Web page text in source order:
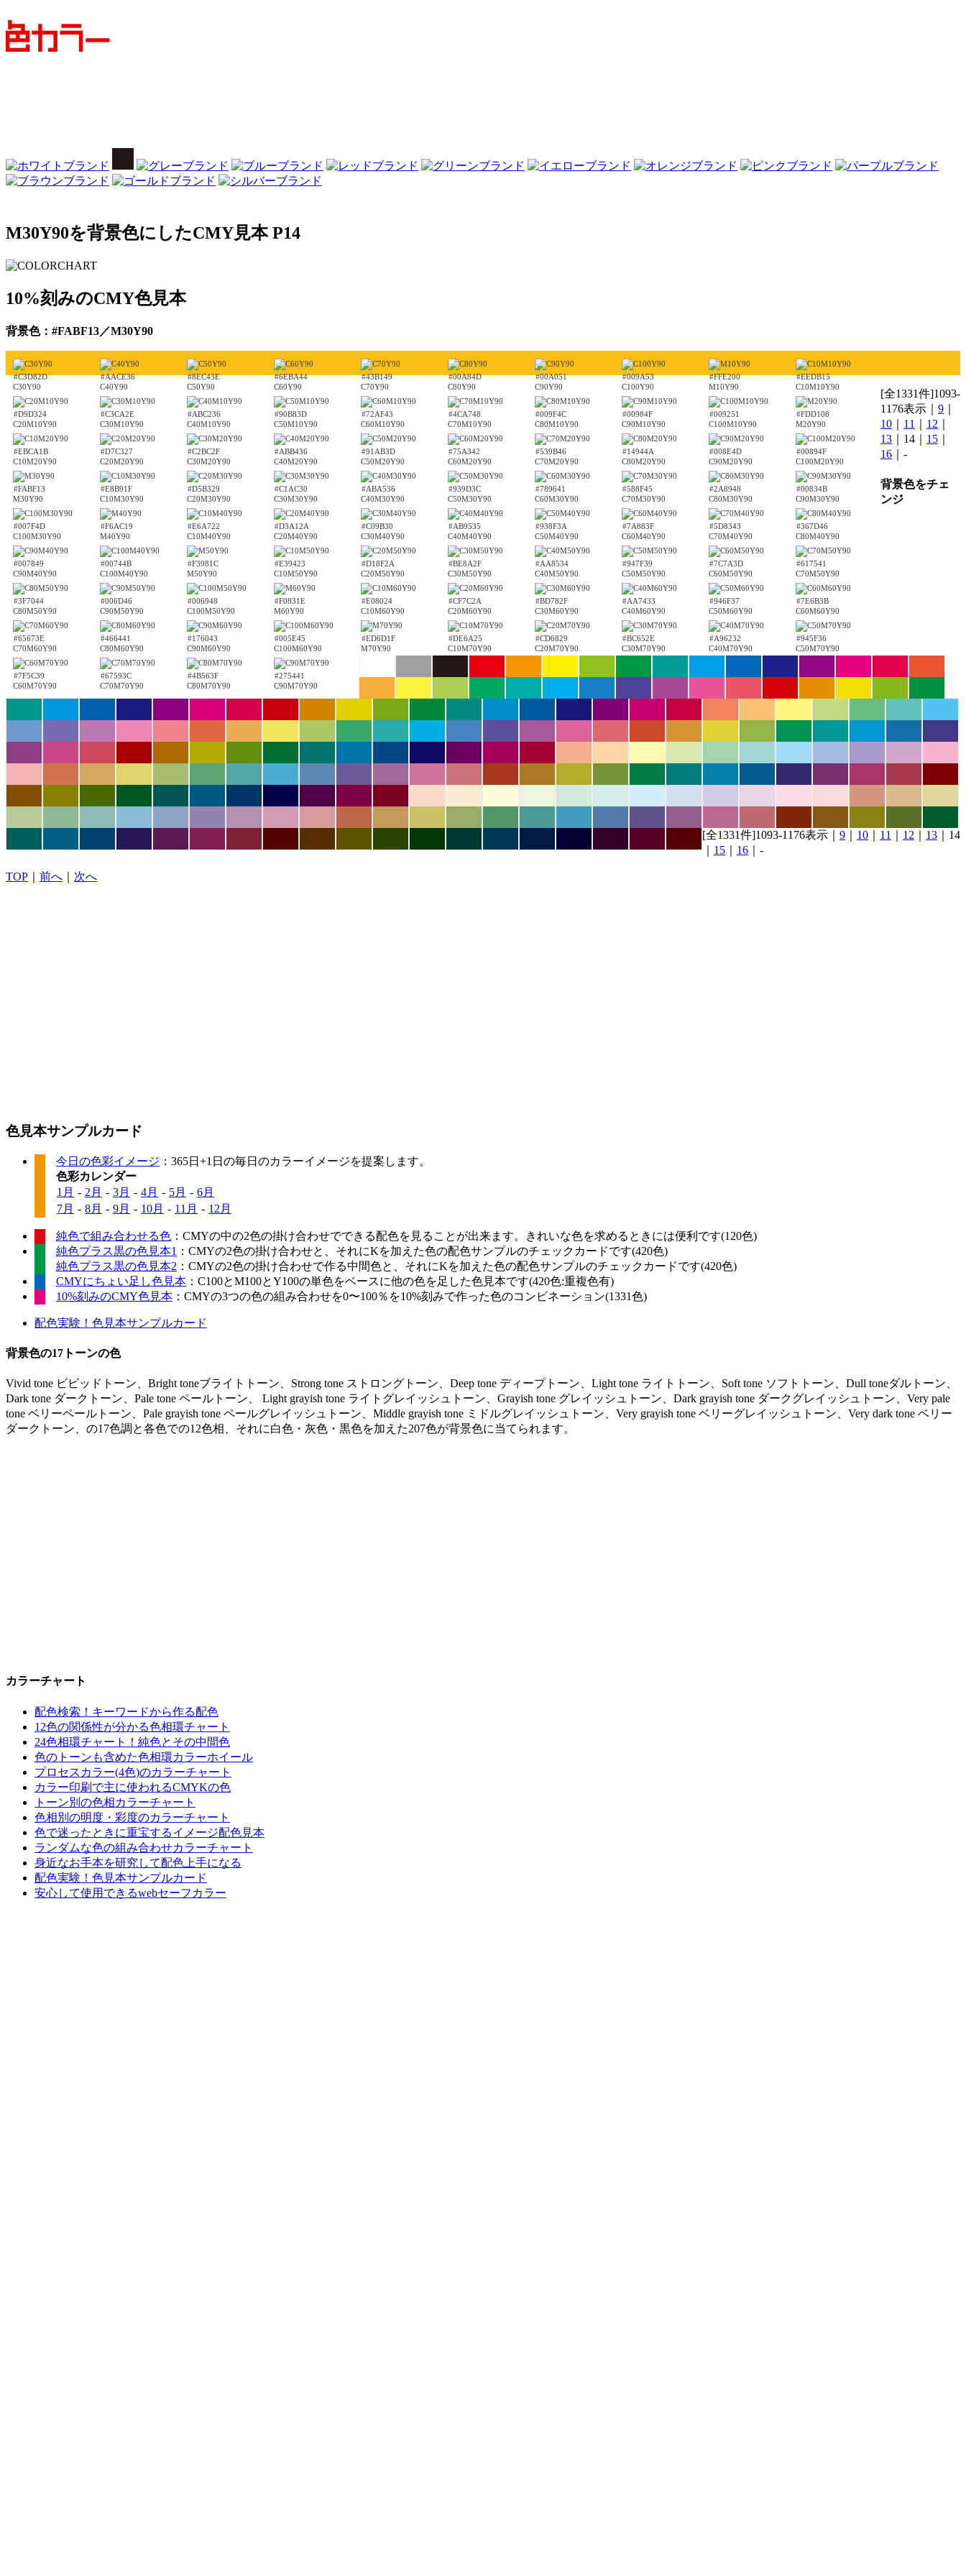
M30Y90を背景色にしたCMY見本 P14
10%刻みのCMY色見本
背景色：#FABF13／M30Y90
#C3D82D
C30Y90
#AACE36
C40Y90
#8EC43E
C50Y90
#6EBA44
C60Y90
#43B149
C70Y90
#00A84D
C80Y90
#00A051
C90Y90
#009A53
C100Y90
#FFE200
M10Y90
#EEDB15
C10M10Y90
#D9D324
C20M10Y90
#C3CA2E
C30M10Y90
#ABC236
C40M10Y90
#90B83D
C50M10Y90
#72AF43
C60M10Y90
#4CA748
C70M10Y90
#009F4C
C80M10Y90
#00984F
C90M10Y90
#009251
C100M10Y90
#FDD108
M20Y90
#EBCA1B
C10M20Y90
#D7C327
C20M20Y90
#C2BC2F
C30M20Y90
#ABB436
C40M20Y90
#91AB3D
C50M20Y90
#75A342
C60M20Y90
#539B46
C70M20Y90
#14944A
C80M20Y90
#008E4D
C90M20Y90
#00894F
C100M20Y90
#FABF13
M30Y90
#E8B91F
C10M30Y90
#D5B329
C20M30Y90
#C1AC30
C30M30Y90
#ABA536
C40M30Y90
#939D3C
C50M30Y90
#789641
C60M30Y90
#588F45
C70M30Y90
#2A8948
C80M30Y90
#00834B
C90M30Y90
#007F4D
C100M30Y90
#F6AC19
M40Y90
#E6A722
C10M40Y90
#D3A12A
C20M40Y90
#C09B30
C30M40Y90
#AB9535
C40M40Y90
#938F3A
C50M40Y90
#7A883F
C60M40Y90
#5D8343
C70M40Y90
#367D46
C80M40Y90
#007849
C90M40Y90
#00744B
C100M40Y90
#F3981C
M50Y90
#E39423
C10M50Y90
#D18F2A
C20M50Y90
#BE8A2F
C30M50Y90
#AA8534
C40M50Y90
#947F39
C50M50Y90
#7C7A3D
C60M50Y90
#617541
C70M50Y90
#3F7044
C80M50Y90
#006D46
C90M50Y90
#006948
C100M50Y90
#F0831E
M60Y90
#E08024
C10M60Y90
#CF7C2A
C20M60Y90
#BD782F
C30M60Y90
#AA7433
C40M60Y90
#946F37
C50M60Y90
#7E6B3B
C60M60Y90
#65673E
C70M60Y90
#466441
C80M60Y90
#176043
C90M60Y90
#005E45
C100M60Y90
#ED6D1F
M70Y90
#DE6A25
C10M70Y90
#CD6829
C20M70Y90
#BC652E
C30M70Y90
#A96232
C40M70Y90
#945F36
C50M70Y90
#7F5C39
C60M70Y90
#67593C
C70M70Y90
#4B563F
C80M70Y90
#275441
C90M70Y90
[全1331件]1093-
1176表示｜ 9
10
11 12
13 ｜14｜ 15
16 ｜-
背景色をチェ
ンジ
[全1331件]1093-1176表示｜ 9 10 11 12 13 ｜14
15 16 ｜-
TOP 前へ 次へ
色見本サンプルカード
今日の色彩イメージ ：365日+1日の毎日のカラーイメージを提案します。
色彩カレンダー
1月 - 2月 - 3月 - 4月 - 5月 - 6月
7月 - 8月 - 9月 - 10月 - 11月 - 12月
純色で組み合わせる色 ：CMYの中の2色の掛け合わせでできる配色を見ることが出来ます。きれいな色を求めるときには便利です(120色)
純色プラス黒の色見本1 ：CMYの2色の掛け合わせと、それにKを加えた色の配色サンプルのチェックカードです(420色)
純色プラス黒の色見本2 ：CMYの2色の掛け合わせで作る中間色と、それにKを加えた色の配色サンプルのチェックカードです(420色)
CMYにちょい足し色見本 ：C100とM100とY100の単色をベースに他の色を足した色見本です(420色:重複色有)
10%刻みのCMY色見本 ：CMYの3つの色の組み合わせを0〜100％を10%刻みで作った色のコンビネーション(1331色)
配色実験！色見本サンプルカード
背景色の17トーンの色
Vivid tone ビビッドトーン、Bright toneブライトトーン、Strong tone ストロングトーン、Deep tone ディープトーン、Light tone ライトトーン、Soft tone ソフトトーン、Dull toneダルトーン、
Dark tone ダークトーン、Pale tone ペールトーン、 Light grayish tone ライトグレイッシュトーン、Grayish tone グレイッシュトーン、Dark grayish tone ダークグレイッシュトーン、Very pale
tone ベリーペールトーン、Pale grayish tone ペールグレイッシュトーン、Middle grayish tone ミドルグレイッシュトーン、Very grayish tone ベリーグレイッシュトーン、Very dark tone ベリー
ダークトーン、の17色調と各色での12色相、それに白色・灰色・黒色を加えた207色が背景色に当てられます。
カラーチャート
配色検索！キーワードから作る配色
12色の関係性が分かる色相環チャート
24色相環チャート！純色とその中間色
色のトーンも含めた色相環カラーホイール
プロセスカラー(4色)のカラーチャート
カラー印刷で主に使われるCMYKの色
トーン別の色相カラーチャート
色相別の明度・彩度のカラーチャート
色で迷ったときに重宝するイメージ配色見本
ランダムな色の組み合わせカラーチャート
身近なお手本を研究して配色上手になる
配色実験！色見本サンプルカード
安心して使用できるwebセーフカラー